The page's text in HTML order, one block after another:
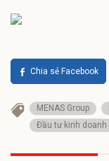
Chia sẻ Facebook
MENAS Group
Đầu tư kinh doanh